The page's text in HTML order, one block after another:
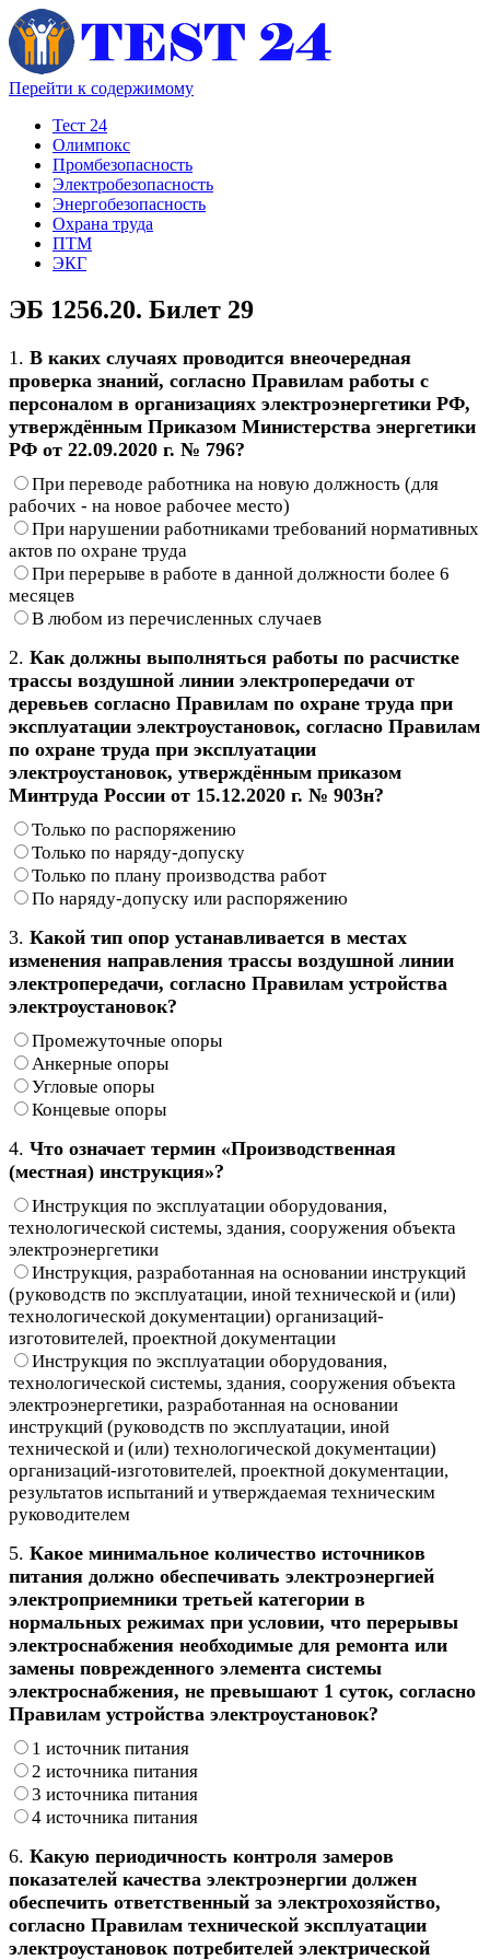
Перейти к содержимому
Тест 24
Олимпокс
Промбезопасность
Электробезопасность
Энергобезопасность
Охрана труда
ПТМ
ЭКГ
ЭБ 1256.20. Билет 29
1. В каких случаях проводится внеочередная
проверка знаний, согласно Правилам работы с
персоналом в организациях электроэнергетики РФ,
утверждённым Приказом Министерства энергетики
РФ от 22.09.2020 г. № 796?
При переводе работника на новую должность (для
рабочих - на новое рабочее место)
При нарушении работниками требований нормативных
актов по охране труда
При перерыве в работе в данной должности более 6
месяцев
В любом из перечисленных случаев
2. Как должны выполняться работы по расчистке
трассы воздушной линии электропередачи от
деревьев согласно Правилам по охране труда при
эксплуатации электроустановок, согласно Правилам
по охране труда при эксплуатации
электроустановок, утверждённым приказом
Минтруда России от 15.12.2020 г. № 903н?
Только по распоряжению
Только по наряду-допуску
Только по плану производства работ
По наряду-допуску или распоряжению
3. Какой тип опор устанавливается в местах
изменения направления трассы воздушной линии
электропередачи, согласно Правилам устройства
электроустановок?
Промежуточные опоры
Анкерные опоры
Угловые опоры
Концевые опоры
4. Что означает термин «Производственная
(местная) инструкция»?
Инструкция по эксплуатации оборудования,
технологической системы, здания, сооружения объекта
электроэнергетики
Инструкция, разработанная на основании инструкций
(руководств по эксплуатации, иной технической и (или)
технологической документации) организаций-
изготовителей, проектной документации
Инструкция по эксплуатации оборудования,
технологической системы, здания, сооружения объекта
электроэнергетики, разработанная на основании
инструкций (руководств по эксплуатации, иной
технической и (или) технологической документации)
организаций-изготовителей, проектной документации,
результатов испытаний и утверждаемая техническим
руководителем
5. Какое минимальное количество источников
питания должно обеспечивать электроэнергией
электроприемники третьей категории в
нормальных режимах при условии, что перерывы
электроснабжения необходимые для ремонта или
замены поврежденного элемента системы
электроснабжения, не превышают 1 суток, согласно
Правилам устройства электроустановок?
1 источник питания
2 источника питания
3 источника питания
4 источника питания
6. Какую периодичность контроля замеров
показателей качества электроэнергии должен
обеспечить ответственный за электрохозяйство,
согласно Правилам технической эксплуатации
электроустановок потребителей электрической